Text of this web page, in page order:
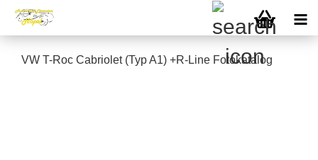
VW T-Roc Cabriolet (Typ A1) +R-Line Fotokatalog